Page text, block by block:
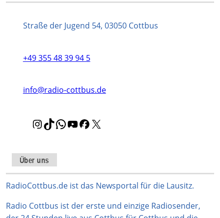
Straße der Jugend 54, 03050 Cottbus
+49 355 48 39 94 5
info@radio-cottbus.de
I
t
a
g
a
T
o
k
W
s
A
p
Y
u
b
F
b
o
k
Über uns
RadioCottbus.de ist das Newsportal für die Lausitz.
Radio Cottbus ist der erste und einzige Radiosender,